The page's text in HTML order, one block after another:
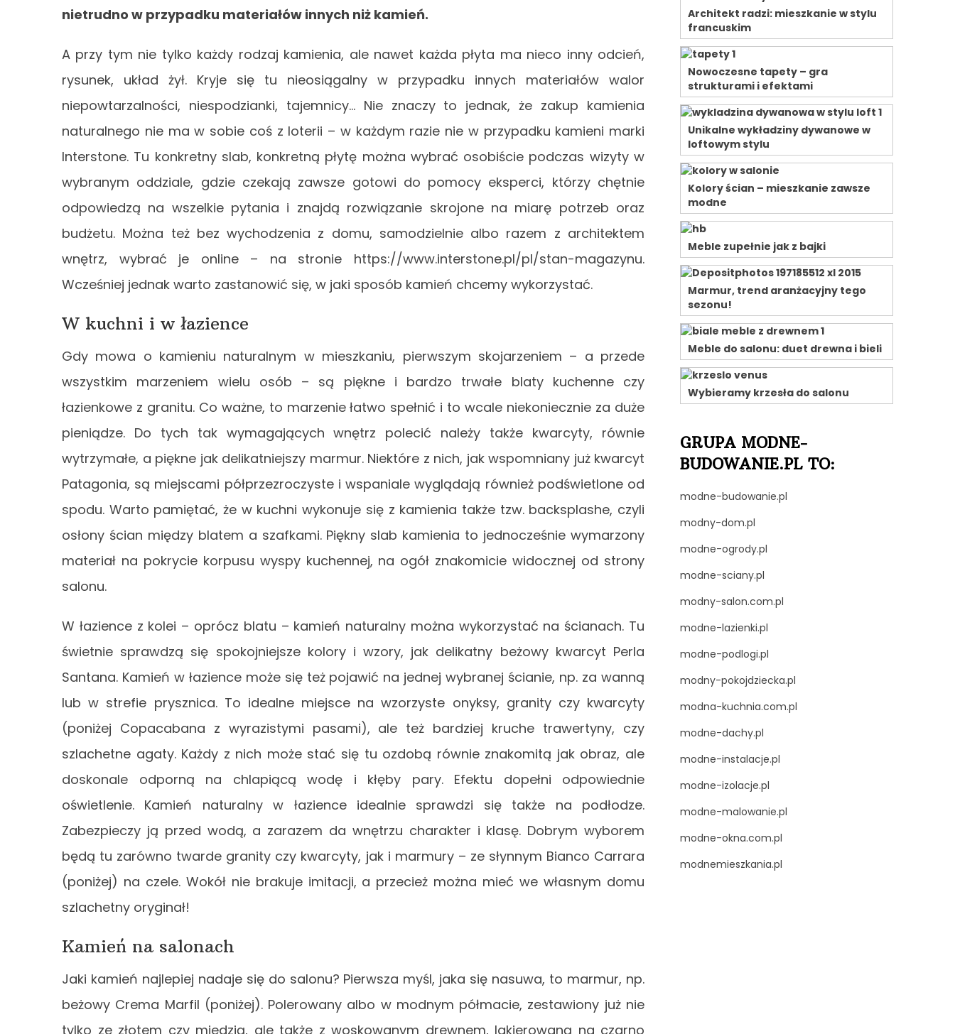
nietrudno w przypadku materiałów innych niż kamień.
A przy tym nie tylko każdy rodzaj kamienia, ale nawet każda płyta ma nieco inny odcień,
rysunek, układ żył. Kryje się tu nieosiągalny w przypadku innych materiałów walor
niepowtarzalności, niespodzianki, tajemnicy… Nie znaczy to jednak, że zakup kamienia
naturalnego nie ma w sobie coś z loterii – w każdym razie nie w przypadku kamieni marki
Interstone. Tu konkretny slab, konkretną płytę można wybrać osobiście podczas wizyty w
wybranym oddziale, gdzie czekają zawsze gotowi do pomocy eksperci, którzy chętnie
odpowiedzą na wszelkie pytania i znajdą rozwiązanie skrojone na miarę potrzeb oraz
budżetu. Można też bez wychodzenia z domu, samodzielnie albo razem z architektem
wnętrz, wybrać je online – na stronie https://www.interstone.pl/pl/stan-magazynu.
Wcześniej jednak warto zastanowić się, w jaki sposób kamień chcemy wykorzystać.
W kuchni i w łazience
Gdy mowa o kamieniu naturalnym w mieszkaniu, pierwszym skojarzeniem – a przede
wszystkim marzeniem wielu osób – są piękne i bardzo trwałe blaty kuchenne czy
łazienkowe z granitu. Co ważne, to marzenie łatwo spełnić i to wcale niekoniecznie za duże
pieniądze. Do tych tak wymagających wnętrz polecić należy także kwarcyty, równie
wytrzymałe, a piękne jak delikatniejszy marmur. Niektóre z nich, jak wspomniany już kwarcyt
Patagonia, są miejscami półprzezroczyste i wspaniale wyglądają również podświetlone od
spodu. Warto pamiętać, że w kuchni wykonuje się z kamienia także tzw. backsplashe, czyli
osłony ścian między blatem a szafkami. Piękny slab kamienia to jednocześnie wymarzony
materiał na pokrycie korpusu wyspy kuchennej, na ogół znakomicie widocznej od strony
salonu.
W łazience z kolei – oprócz blatu – kamień naturalny można wykorzystać na ścianach. Tu
świetnie sprawdzą się spokojniejsze kolory i wzory, jak delikatny beżowy kwarcyt Perla
Santana. Kamień w łazience może się też pojawić na jednej wybranej ścianie, np. za wanną
lub w strefie prysznica. To idealne miejsce na wzorzyste onyksy, granity czy kwarcyty
(poniżej Copacabana z wyrazistymi pasami), ale też bardziej kruche trawertyny, czy
szlachetne agaty. Każdy z nich może stać się tu ozdobą równie znakomitą jak obraz, ale
doskonale odporną na chlapiącą wodę i kłęby pary. Efektu dopełni odpowiednie
oświetlenie. Kamień naturalny w łazience idealnie sprawdzi się także na podłodze.
Zabezpieczy ją przed wodą, a zarazem da wnętrzu charakter i klasę. Dobrym wyborem
będą tu zarówno twarde granity czy kwarcyty, jak i marmury – ze słynnym Bianco Carrara
(poniżej) na czele. Wokół nie brakuje imitacji, a przecież można mieć we własnym domu
szlachetny oryginał!
Kamień na salonach
Jaki kamień najlepiej nadaje się do salonu? Pierwsza myśl, jaka się nasuwa, to marmur, np.
beżowy Crema Marfil (poniżej). Polerowany albo w modnym półmacie, zestawiony już nie
tylko ze złotem czy miedzią, ale także z woskowanym drewnem, lakierowaną na czarno
Architekt radzi: mieszkanie w stylu
francuskim
Nowoczesne tapety – gra
strukturami i efektami
Unikalne wykładziny dywanowe w
loftowym stylu
Kolory ścian – mieszkanie zawsze
modne
Meble zupełnie jak z bajki
Marmur, trend aranżacyjny tego
sezonu!
Meble do salonu: duet drewna i bieli
Wybieramy krzesła do salonu
GRUPA MODNE-
BUDOWANIE.PL TO:
modne-budowanie.pl
modny-dom.pl
modne-ogrody.pl
modne-sciany.pl
modny-salon.com.pl
modne-lazienki.pl
modne-podlogi.pl
modny-pokojdziecka.pl
modna-kuchnia.com.pl
modne-dachy.pl
modne-instalacje.pl
modne-izolacje.pl
modne-malowanie.pl
modne-okna.com.pl
modnemieszkania.pl